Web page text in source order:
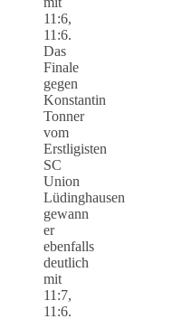
11:6,
11:6.
Das
Finale
gegen
Konstantin
Tonner
vom
Erstligisten
SC
Union
Lüdinghausen
gewann
er
ebenfalls
deutlich
mit
11:7,
11:6.